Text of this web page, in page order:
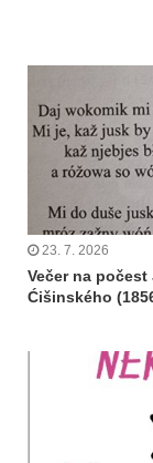
23. 7. 2026
Večer na počest
Ćišinského